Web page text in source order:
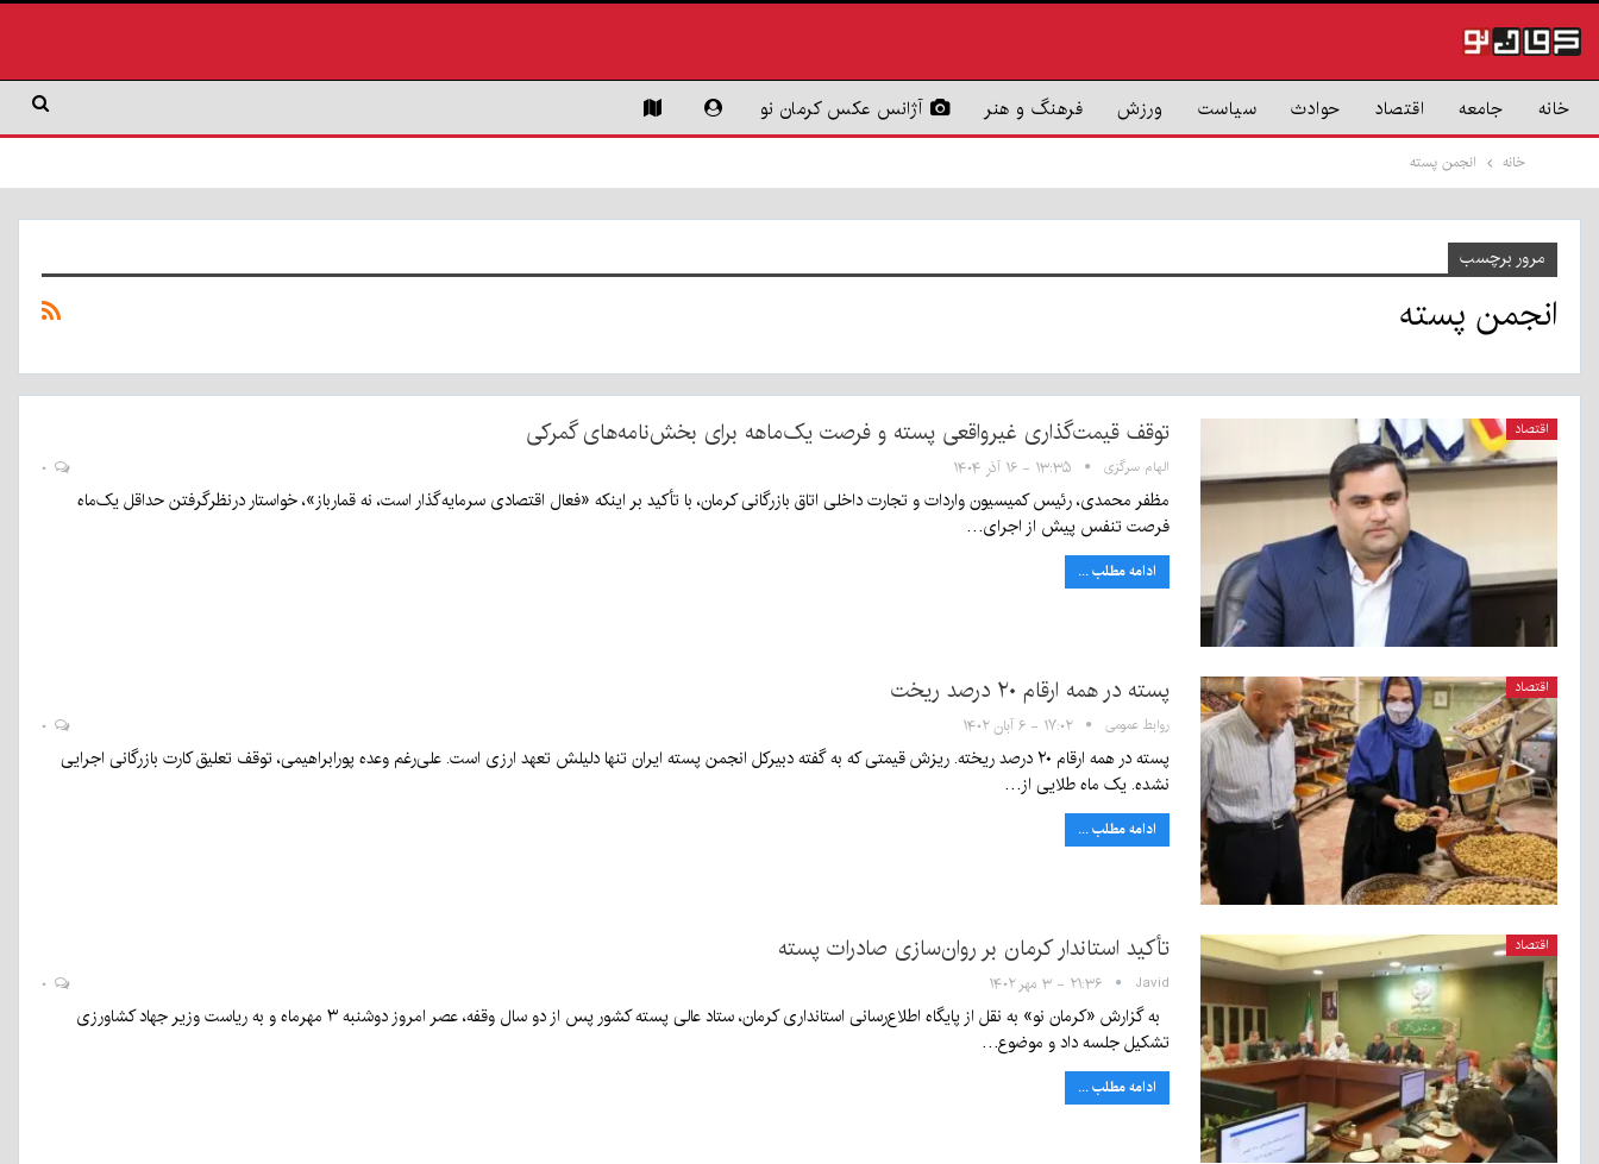
خانه جامعه اقتصاد حوادث سیاست ورزش فرهنگ و هنر آژانس عکس کرمان نو
خانه انجمن پسته
مرور برچسب
انجمن پسته
اقتصاد توقف قیمت‌گذاری غیرواقعی پسته و فرصت یک‌ماهه برای بخش‌نامه‌های گمرکی
الهام سرگزی ۱۳:۳۵ - ۱۶ آذر ۱۴۰۴
مظفر محمدی، رئیس کمیسیون واردات و تجارت داخلی اتاق بازرگانی کرمان، با تأکید بر اینکه «فعال اقتصادی سرمایه‌گذار است، نه قمارباز»، خواستار درنظرگرفتن حداقل یک‌ماه
فرصت تنفس پیش از اجرای…
ادامه مطلب ...
اقتصاد پسته در همه ارقام ۲۰ درصد ریخت
روابط عمومی ۱۷:۰۲ - ۶ آبان ۱۴۰۲
پسته در همه ارقام ۲۰ درصد ریخته. ریزش قیمتی که به گفته دبیرکل انجمن پسته ایران تنها دلیلش تعهد ارزی است. علی‌رغم وعده پورابراهیمی، توقف تعلیق کارت بازرگانی اجرایی
نشده. یک ماه طلایی از…
ادامه مطلب ...
اقتصاد تأکید استاندار کرمان بر روان‌سازی صادرات پسته
Javid ۲۱:۳۶ - ۳ مهر ۱۴۰۲
به گزارش «کرمان نو» به نقل از پایگاه اطلاع‌رسانی استانداری کرمان، ستاد عالی پسته کشور پس از دو سال وقفه، عصر امروز دوشنبه ۳ مهرماه و به ریاست وزیر جهاد کشاورزی
تشکیل جلسه داد و موضوع…
ادامه مطلب ...